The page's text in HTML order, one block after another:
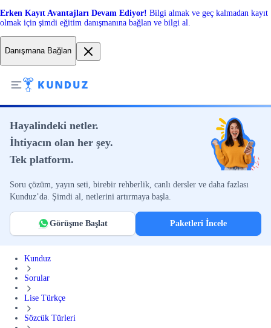
Erken Kayıt Avantajları Devam Ediyor! Bilgi almak ve geç kalmadan kayıt
olmak için şimdi eğitim danışmanına bağlan ve bilgi al.
Danışmana Bağlan
Hayalindeki netler.
İhtiyacın olan her şey.
Tek platform.
Soru çözüm, yayın seti, birebir rehberlik, canlı dersler ve daha fazlası
Kunduz’da. Şimdi al, netlerini artırmaya başla.
Görüşme Başlat Paketleri İncele
Kunduz
Sorular
Lise Türkçe
Sözcük Türleri